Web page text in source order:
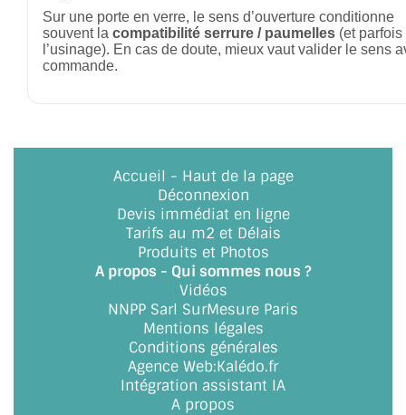
Sur une porte en verre, le sens d’ouverture conditionne
souvent la compatibilité serrure / paumelles (et parfois
l’usinage). En cas de doute, mieux vaut valider le sens
commande.
Accueil - Haut de la page
Déconnexion
Devis immédiat en ligne
Tarifs au m2 et Délais
Produits et Photos
A propos - Qui sommes nous ?
Vidéos
NNPP Sarl SurMesure Paris
Mentions légales
Conditions générales
Agence Web:Kalédo.fr
Intégration assistant IA
A propos